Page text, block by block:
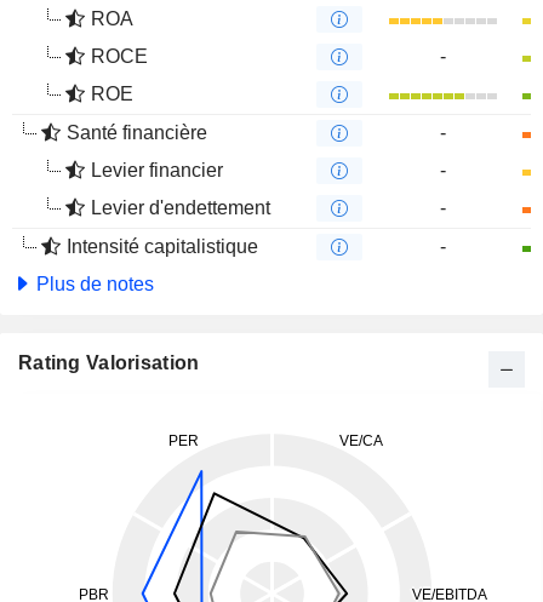
ROA
ROCE
-
ROE
Santé financière
-
Levier financier
-
Levier d'endettement
-
Intensité capitalistique
-
Plus de notes
Rating Valorisation